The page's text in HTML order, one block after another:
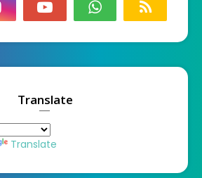
Translate
Translate